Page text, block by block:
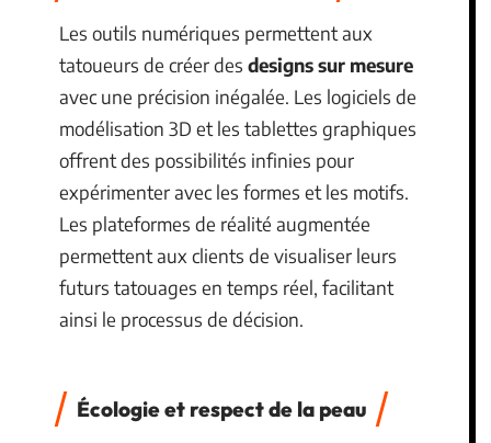
Les outils numériques permettent aux
tatoueurs de créer des designs sur mesure
avec une précision inégalée. Les logiciels de
modélisation 3D et les tablettes graphiques
offrent des possibilités infinies pour
expérimenter avec les formes et les motifs.
Les plateformes de réalité augmentée
permettent aux clients de visualiser leurs
futurs tatouages en temps réel, facilitant
ainsi le processus de décision.
Écologie et respect de la peau